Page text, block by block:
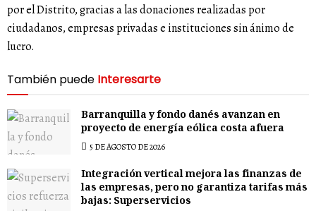
por el Distrito, gracias a las donaciones realizadas por
ciudadanos, empresas privadas e instituciones sin ánimo de
lucro.
También puede Interesarte
Barranquilla y fondo danés avanzan en
proyecto de energía eólica costa afuera
5 DE AGOSTO DE 2026
Integración vertical mejora las finanzas de
las empresas, pero no garantiza tarifas más
bajas: Superservicios